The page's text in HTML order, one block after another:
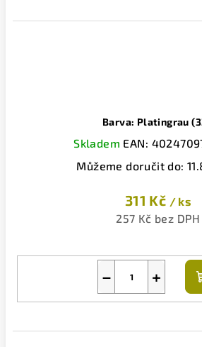
Barva: Platingrau
Skladem EAN:
Můžeme doručit do:
311 Kč / ks
257 Kč bez DPH
+
−